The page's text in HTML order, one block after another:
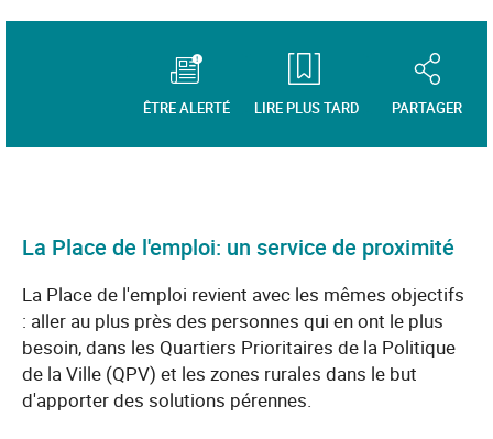
ÊTRE ALERTÉ LIRE PLUS TARD PARTAGER
La Place de l'emploi: un service de proximité
La Place de l'emploi revient avec les mêmes objectifs
: aller au plus près des personnes qui en ont le plus
besoin, dans les Quartiers Prioritaires de la Politique
de la Ville (QPV) et les zones rurales dans le but
d'apporter des solutions pérennes.